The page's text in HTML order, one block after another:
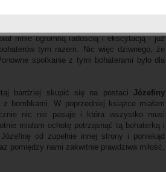
tej powieści - wiedziałam, że muszę ją
mnie ogromną radością i ekscytacją - już
tym razem. Nic więc dziwnego, że
spotkanie z tymi bohaterami było dla
bardziej skupić się na postaci Józefiny
bombkami. W poprzedniej książce miałam
nic nie pasuje i która wszystko musi
miałam ochotę potrząsnąć tą bohaterką i
od zupełnie innej strony i poniekąd
pomiędzy nami zakwitnie prawdziwa miłość,